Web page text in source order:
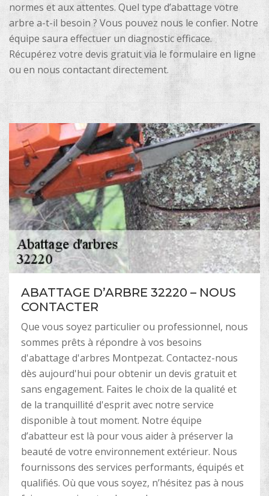
normes et aux attentes. Quel type d’abattage votre
arbre a-t-il besoin ? Vous pouvez nous le confier. Notre
équipe saura effectuer un diagnostic efficace.
Récupérez votre devis gratuit via le formulaire en ligne
ou en nous contactant directement.
ABATTAGE D’ARBRE 32220 – NOUS
CONTACTER
Que vous soyez particulier ou professionnel, nous
sommes prêts à répondre à vos besoins
d'abattage d'arbres Montpezat. Contactez-nous
dès aujourd'hui pour obtenir un devis gratuit et
sans engagement. Faites le choix de la qualité et
de la tranquillité d'esprit avec notre service
disponible à tout moment. Notre équipe
d’abatteur est là pour vous aider à préserver la
beauté de votre environnement extérieur. Nous
fournissons des services performants, équipés et
qualifiés. Où que vous soyez, n’hésitez pas à nous